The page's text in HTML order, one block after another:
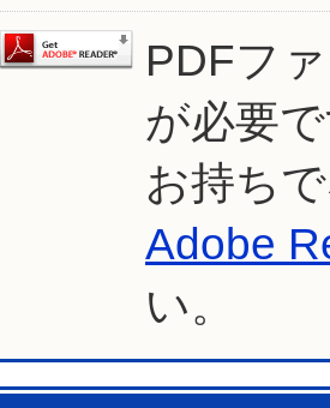
PDFフ
が必要
お持ち
Adobe
い。